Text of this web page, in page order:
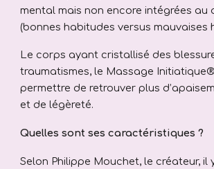
mental mais non encore intégrées au
(bonnes habitudes versus mauvaises
Le corps ayant cristallisé des
traumatismes, le Massage
permettre de retrouver plus d’
et de légèreté.
Quelles sont ses caractéristiques ?
Selon Philippe Mouchet, le créateur, il